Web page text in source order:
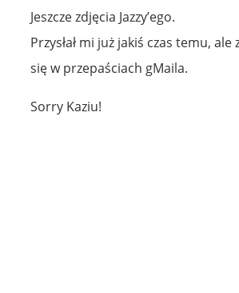
Jeszcze zdjęcia Jazzy’ego.
Przysłał mi już jakiś czas temu, ale
się w przepaściach gMaila.
Sorry Kaziu!